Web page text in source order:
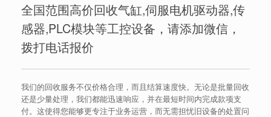
全国范围高价回收气缸,伺服电机驱动器,传
感器,PLC模块等工控设备，请添加微信，
拨打电话报价
我们的回收服务不仅价格合理，而且结算速度快。无论是批量回收
还是少量处理，我们都能迅速响应，并在最短时间内完成款项支
付。这使得您能够更专注于业务运营，而无需担忧旧设备的处置问